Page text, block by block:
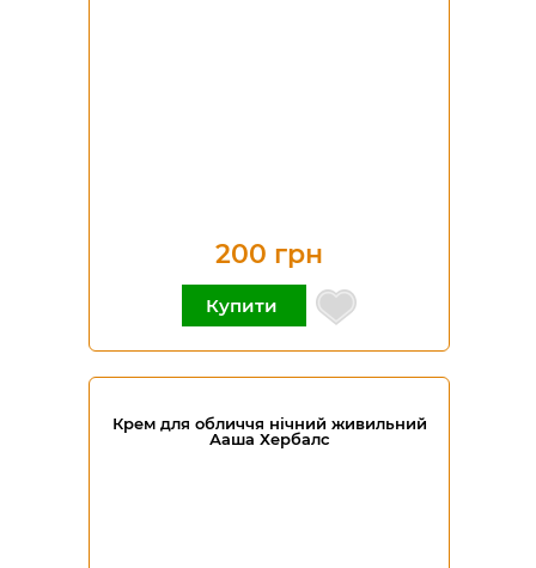
200 грн
Купити
Крем для обличчя нічний живильний
Ааша Хербалс